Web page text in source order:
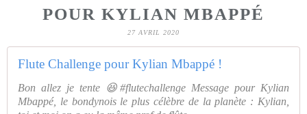
POUR KYLIAN MBAPPÉ
27 AVRIL 2020
Flute Challenge pour Kylian Mbappé !
Bon allez je tente 😆#flutechallenge Message pour Kylian
Mbappé, le bondynois le plus célèbre de la planète : Kylian,